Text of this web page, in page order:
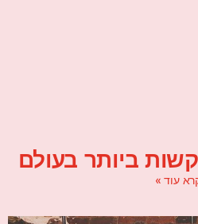
ביותר בעולם
עוד »